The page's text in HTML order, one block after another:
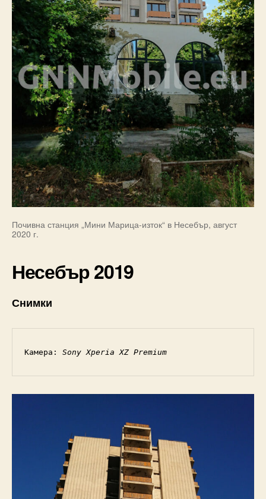
Почивна станция „Мини Марица-изток“ в Несебър, август
2020 г.
Несебър 2019
Снимки
Камера: Sony Xperia XZ Premium